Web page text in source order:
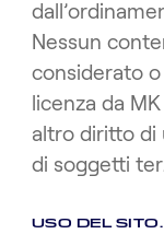
Nessun
considerato
licenza da
altro diritto di
di soggetti
USO DEL SITO.